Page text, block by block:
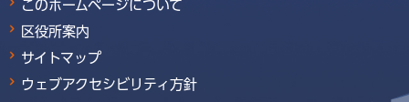
このホームページについて
区役所案内
サイトマップ
ウェブアクセシビリティ方針